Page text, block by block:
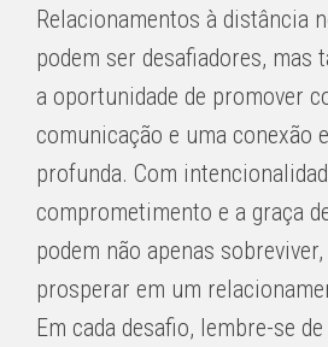
Relacionamentos à distância
podem ser desafiadores, mas
a oportunidade de promover
comunicação e uma conexão
profunda. Com
comprometimento e a graça
podem não apenas
prosperar em um
Em cada desafio, lembre-se